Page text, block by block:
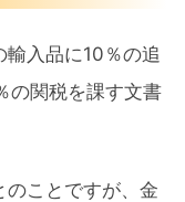
輸入品に10％の追
の関税を課す文書
ことですが、金